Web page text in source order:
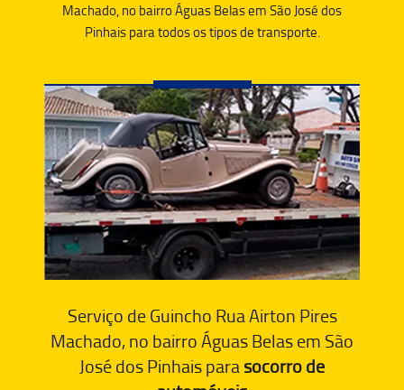
Machado, no bairro Águas Belas em São José dos
Pinhais para todos os tipos de transporte.
Serviço de Guincho Rua Airton Pires
Machado, no bairro Águas Belas em São
José dos Pinhais parasocorro de